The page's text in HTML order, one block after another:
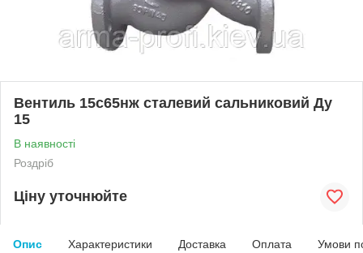
Вентиль 15с65нж сталевий сальниковий Ду
15
В наявності
Роздріб
Ціну уточнюйте
Опис Характеристики Доставка Оплата Умови